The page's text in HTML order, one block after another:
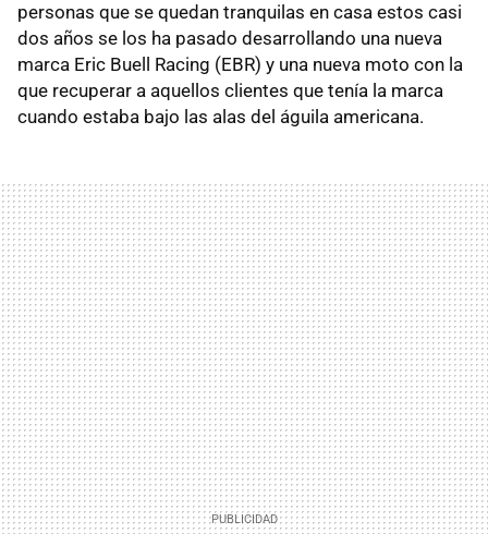
personas que se quedan tranquilas en casa estos casi
dos años se los ha pasado desarrollando una nueva
marca Eric Buell Racing (EBR) y una nueva moto con la
que recuperar a aquellos clientes que tenía la marca
cuando estaba bajo las alas del águila americana.